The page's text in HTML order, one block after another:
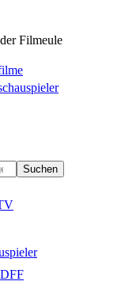
Filmeule
Suchen